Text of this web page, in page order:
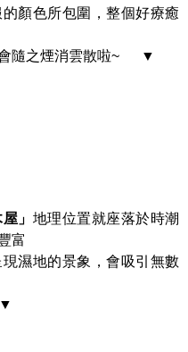
顏色所包圍，整個好療癒
會隨之煙消雲散啦~ ▼
」 地理位置就座落於時潮
富
濕地的景象，會吸引無數